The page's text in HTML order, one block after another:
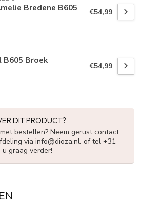
Bredene B605 €54,99
B605 Broek
€54,99
DIT PRODUCT?
bestellen? Neem gerust contact
via info@dioza.nl. of tel +31
graag verder!